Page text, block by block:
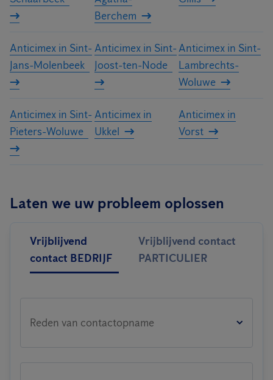
Berchem
Anticimex in Sint-
Jans-Molenbeek
Anticimex in Sint-
Joost-ten-Node
Anticimex in Sint-
Lambrechts-
Woluwe
Anticimex in Sint-
Pieters-Woluwe
Anticimex in
Ukkel
Anticimex in
Vorst
Laten we uw probleem oplossen
Vrijblijvend
contact BEDRIJF
Vrijblijvend contact
PARTICULIER
Reden van contactopname